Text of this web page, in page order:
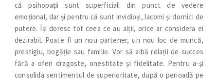
că psihopații sunt superficiali din punct de vedere
emoțional, dar și pentru că sunt invidioși, lacomi și dornici de
putere. Își doresc tot ceea ce au alții, orice ar considera ei
dezirabil. Poate fi un nou partener, un nou loc de muncă,
prestigiu, bogăție sau familie. Vor să aibă relații de succes
fără a oferi dragoste, onestitate și fidelitate. Pentru a-și
consolida sentimentul de superioritate, după o perioadă pe